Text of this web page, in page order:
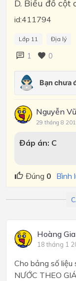
D. Biểu đồ cột
id:411794
Lớp 11 Địa lý
1 0
Nguyễn
29 tháng 8
Đáp án: C
Đúng 0 Bình
Hoàng
18 tháng 1
Cho bảng số liệu
NƯỚC THEO